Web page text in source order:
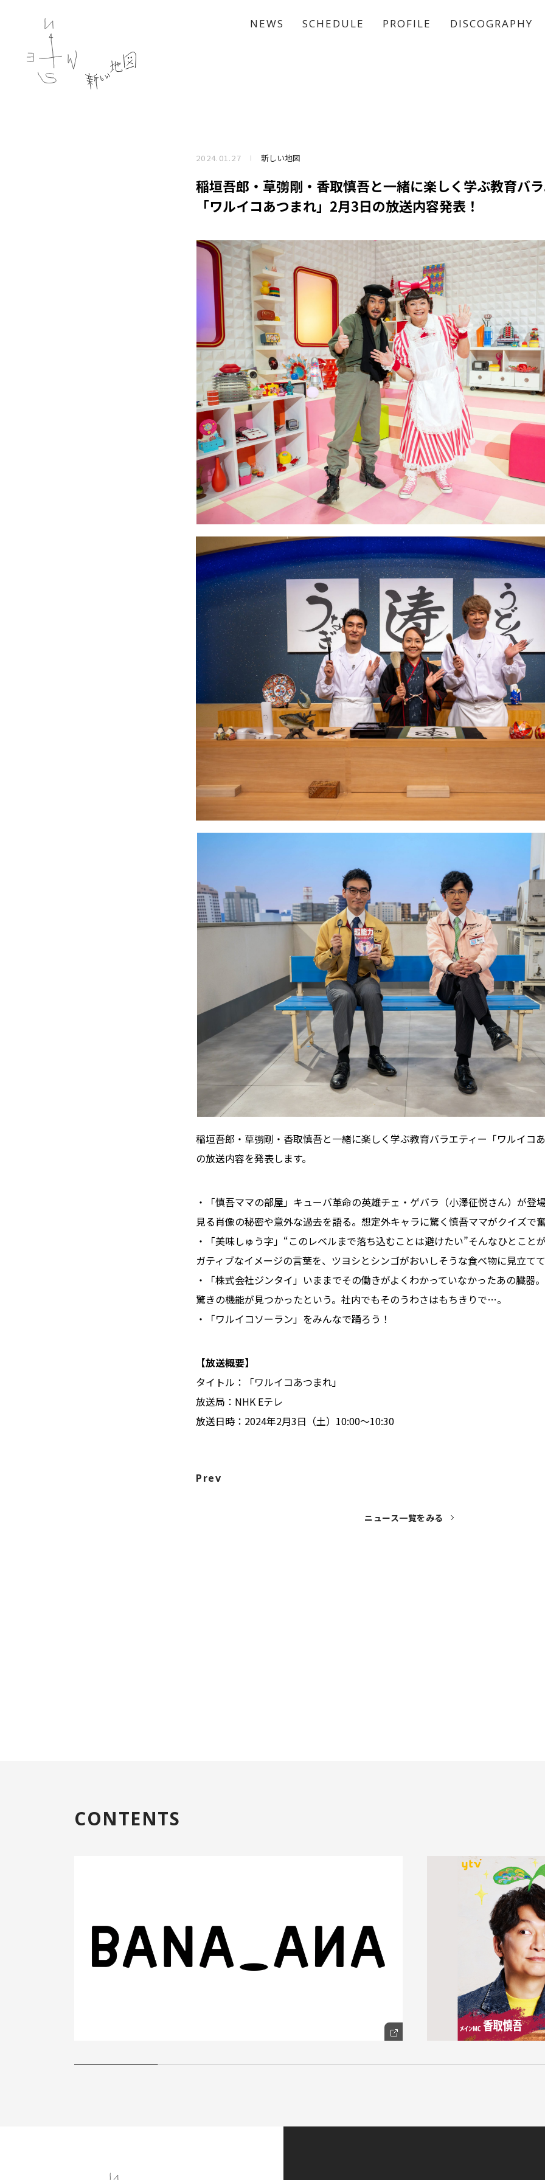
NEWS SCHEDULE PROFILE DISCOGRAPHY
2024.01.27 新しい地図
稲垣吾郎・草彅剛・香取慎吾と一緒に楽しく学ぶ教育バ
「ワルイコあつまれ」2月3日の放送内容発表！
稲垣吾郎・草彅剛・香取慎吾と一緒に楽しく学ぶ教育バラエティー「ワルイコ
の放送内容を発表します。
・「慎吾ママの部屋」キューバ革命の英雄チェ・ゲバラ（小澤征悦さん）が登
見る肖像の秘密や意外な過去を語る。想定外キャラに驚く慎吾ママがクイズで
・「美味しゅう字」“このレベルまで落ち込むことは避けたい”そんなひとこと
ガティブなイメージの言葉を、ツヨシとシンゴがおいしそうな食べ物に見立て
・「株式会社ジンタイ」いままでその働きがよくわかっていなかったあの臓器
驚きの機能が見つかったという。社内でもそのうわさはもちきりで…。
・「ワルイコソーラン」をみんなで踊ろう！
【放送概要】
タイトル：「ワルイコあつまれ」
放送局：NHK Eテレ
放送日時：2024年2月3日（土）10:00～10:30
Prev
ニュース一覧をみる
CONTENTS